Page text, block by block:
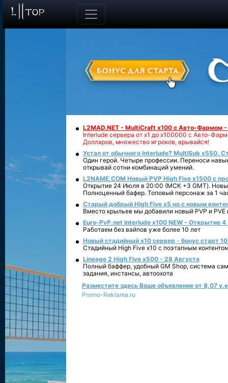
L2MAD.NET - MultiCraft x100 с Авто-Фармом
Interlude сервера от х1 до х100000 с Авто-
Долларов, множество игроков, врывайся!
Устал от обычного Interlude? MultiSub x550.
Один герой. Четыре профессии. Переноси
открывай сотни комбинаций умений.
L2NAME.COM Новый PVP High Five x1500 с
Открытие 24 Июля в 20:00 (МСК +3 GMT).
Полноценный бафер. Топовый персонаж за 1
Старый добрый High Five x5 но с новым
Вместо крыльев мы добавили новый PVP и PVE
Euro-PvP.net Interlude х100 NEW - Открытие 4
Работаем без вайпов уже более 10 лет
Новый стадийный х10 сервер - бонус старт
Стадийный High Five x10 с поэтапным
Lineage 2 High Five x500 - 28 Августа
Полный баффер, удобный GM Shop, система
задания, инстансы, автоохота
Разместите здесь Ваше объявление от 8,07
Promo-Reklama.ru